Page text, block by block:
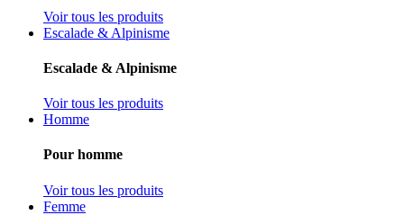
Voir tous les produits
Escalade & Alpinisme
Escalade & Alpinisme
Voir tous les produits
Homme
Pour homme
Voir tous les produits
Femme